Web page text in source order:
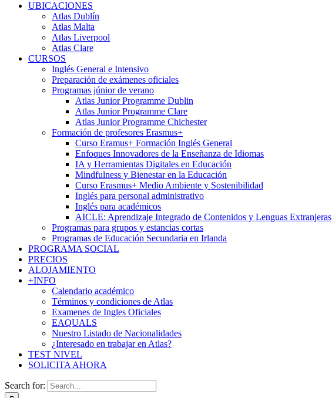
UBICACIONES
Atlas Dublín
Atlas Malta
Atlas Liverpool
Atlas Clare
CURSOS
Inglés General e Intensivo
Preparación de exámenes oficiales
Programas júnior de verano
Atlas Junior Programme Dublin
Atlas Junior Programme Clare
Atlas Junior Programme Chichester
Formación de profesores Erasmus+
Curso Eramus+ Formación Inglés General
Enfoques Innovadores de la Enseñanza de Idiomas
IA y Herramientas Digitales en Educación
Mindfulness y Bienestar en la Educación
Curso Erasmus+ Medio Ambiente y Sostenibilidad
Inglés para personal administrativo
Inglés para académicos
AICLE: Aprendizaje Integrado de Contenidos y Lenguas Extranjeras
Programas para grupos y estancias cortas
Programas de Educación Secundaria en Irlanda
PROGRAMA SOCIAL
PRECIOS
ALOJAMIENTO
+INFO
Calendario académico
Términos y condiciones de Atlas
Examenes de Ingles Oficiales
EAQUALS
Nuestro Listado de Nacionalidades
¿Interesado en trabajar en Atlas?
TEST NIVEL
SOLICITA AHORA
Search for: